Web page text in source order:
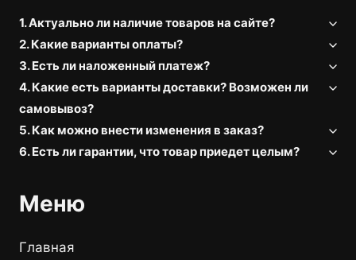
1. Актуально ли наличие товаров на сайте?
2. Какие варианты оплаты?
3. Есть ли наложенный платеж?
4. Какие есть варианты доставки? Возможен ли
самовывоз?
5. Как можно внести изменения в заказ?
6. Есть ли гарантии, что товар приедет целым?
Меню
Главная